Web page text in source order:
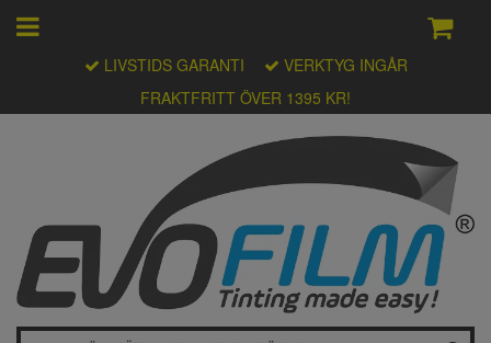
FRAKTFRITT ÖVER 1395 KR!
LIVSTIDS GARANTI VERKTYG INGÅR